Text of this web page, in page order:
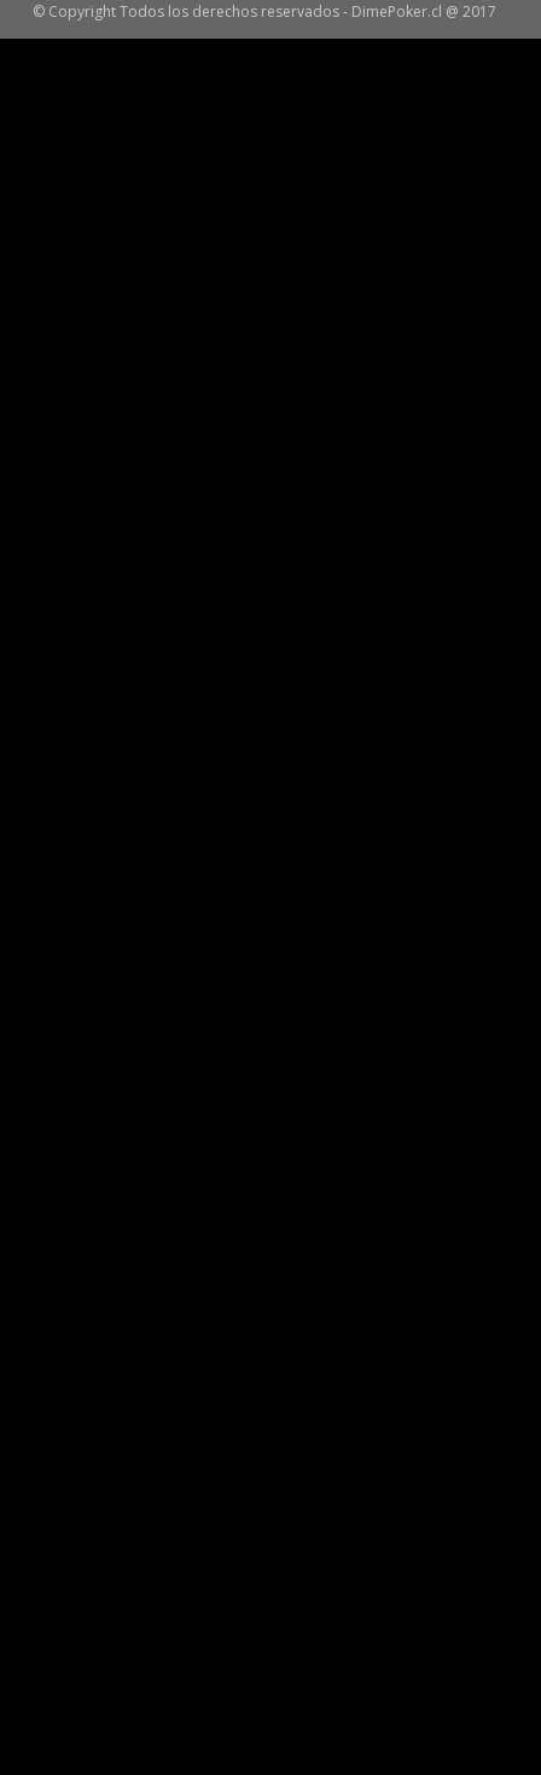
© Copyright Todos los derechos reservados - DimePoker.cl @ 2017